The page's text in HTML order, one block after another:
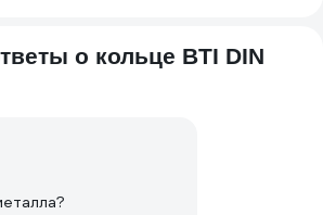
о кольце BTI DIN